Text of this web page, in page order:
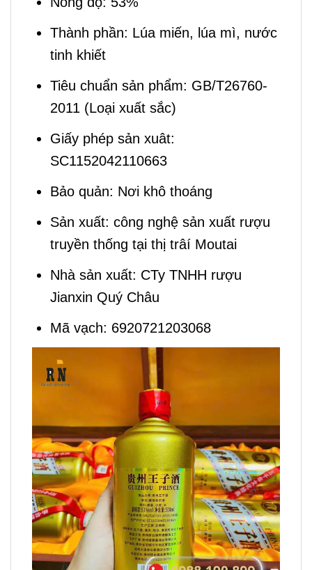
Thành phần: Lúa miến, lúa mì, nước
tinh khiết
Tiêu chuẩn sản phẩm: GB/T26760-
2011 (Loại xuất sắc)
Giấy phép sản xuât:
SC1152042110663
Bảo quản: Nơi khô thoáng
Sản xuất: công nghệ sản xuất rượu
truyền thống tại thị trâí Moutai
Nhà sản xuất: CTy TNHH rượu
Jianxin Quý Châu
Mã vạch: 6920721203068